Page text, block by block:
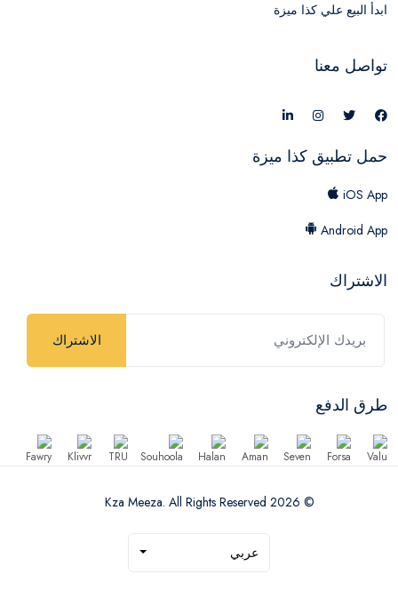
ابدأ البيع علي كذا ميزة
تواصل معنا
حمل تطبيق كذا ميزة
iOS App
Android App
الاشتراك
الاشتراك
طرق الدفع
© 2026 Kza Meeza. All Rights Reserved
عربي